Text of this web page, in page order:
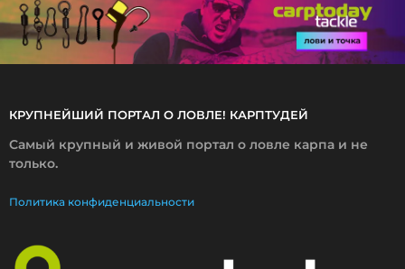
7
КРУПНЕЙШИЙ ПОРТАЛ О ЛОВЛЕ! КАРПТУДЕЙ
Самый крупный и живой портал о ловле карпа и не
только.
Политика конфиденциальности